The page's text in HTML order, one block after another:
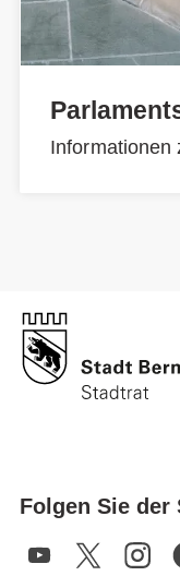
Informationen
Folgen Sie der